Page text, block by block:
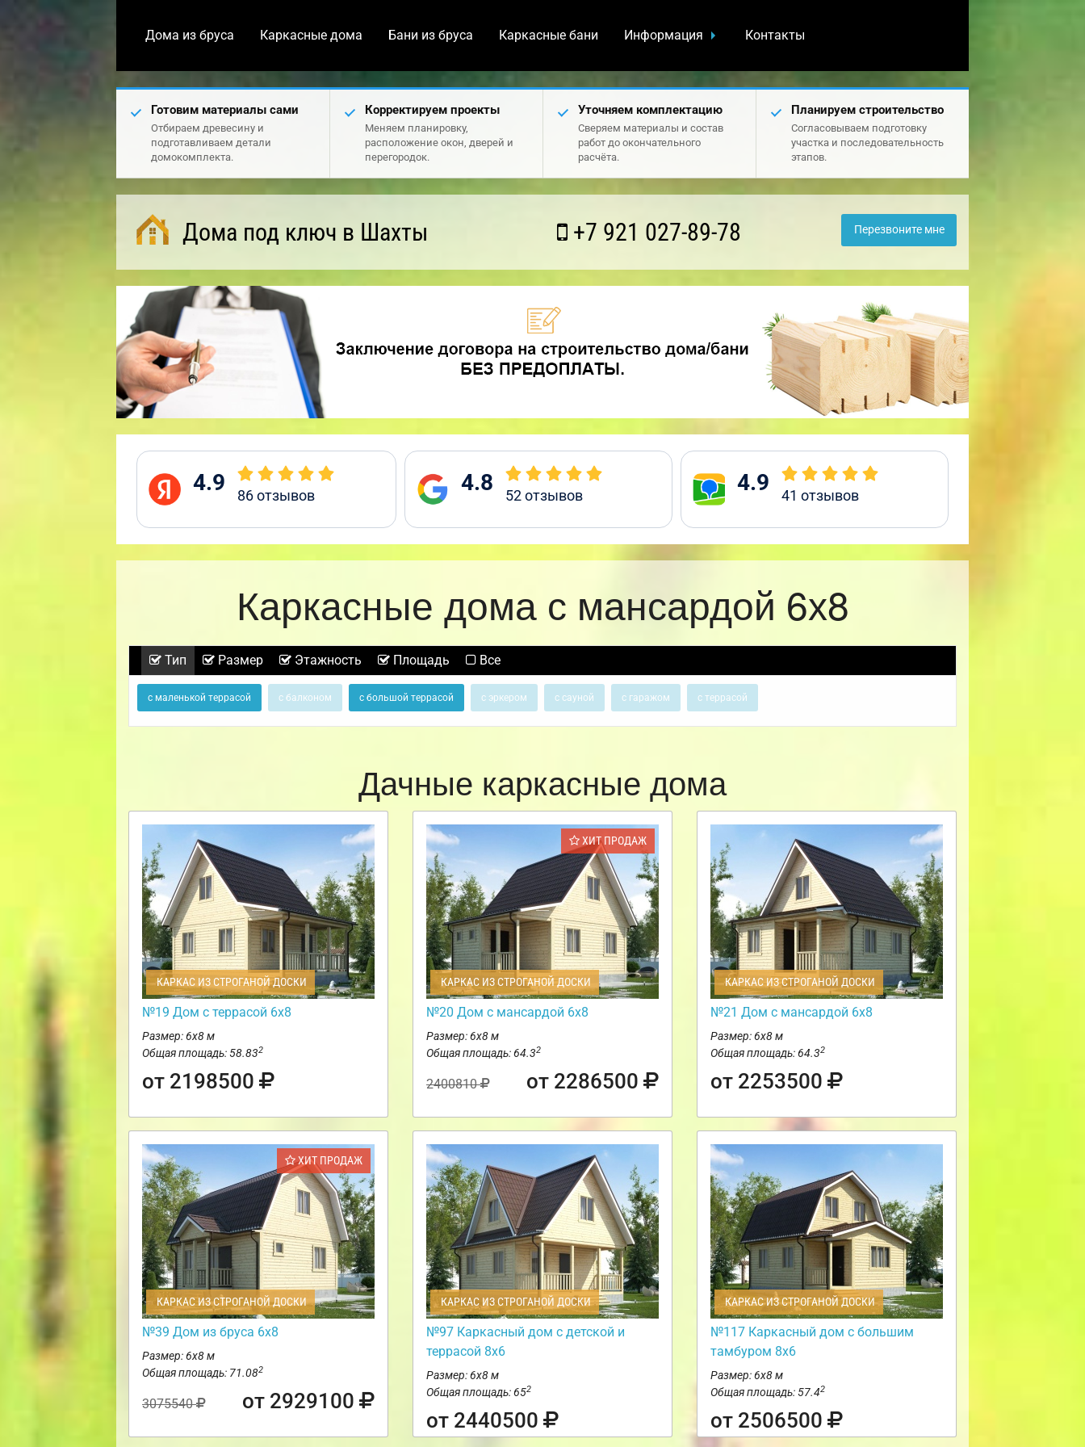
Дома из бруса Каркасные дома Бани из бруса Каркасные бани Информация Контакты
Готовим материалы сами
Отбираем древесину и
подготавливаем детали
домокомплекта.
Корректируем проекты
Меняем планировку,
расположение окон, дверей и
перегородок.
Уточняем комплектацию
Сверяем материалы и состав
работ до окончательного
расчёта.
Планируем строительство
Согласовываем подготовку
участка и последовательность
этапов.
Дома под ключ в Шахты +7 921 027-89-78 Перезвоните мне
4.9 86отзывов 4.8 52отзывов 4.9 41 отзывов
Каркасные дома с мансардой 6х8
Тип Размер Этажность Площадь Все
с маленькой террасой с балконом с большой террасой с эркером с сауной с гаражом с террасой
Дачные каркасные дома
КАРКАС ИЗ СТРОГАНОЙ ДОСКИ
№19 Дом с террасой 6х8
Размер: 6х8 м
Общая площадь: 58.832
от 2198500
ХИТ ПРОДАЖ
КАРКАС ИЗ СТРОГАНОЙ ДОСКИ
№20 Дом с мансардой 6х8
Размер: 6х8 м
Общая площадь: 64.32
2400810 от 2286500
КАРКАС ИЗ СТРОГАНОЙ ДОСКИ
№21 Дом с мансардой 6х8
Размер: 6х8 м
Общая площадь: 64.32
от 2253500
ХИТ ПРОДАЖ
КАРКАС ИЗ СТРОГАНОЙ ДОСКИ
№39 Дом из бруса 6х8
Размер: 6х8 м
Общая площадь: 71.082
3075540 от 2929100
КАРКАС ИЗ СТРОГАНОЙ ДОСКИ
№97 Каркасный дом с детской и
террасой 8х6
Размер: 6х8 м
Общая площадь: 652
от 2440500
КАРКАС ИЗ СТРОГАНОЙ ДОСКИ
№117 Каркасный дом с большим
тамбуром 8х6
Размер: 6х8 м
Общая площадь: 57.42
от 2506500